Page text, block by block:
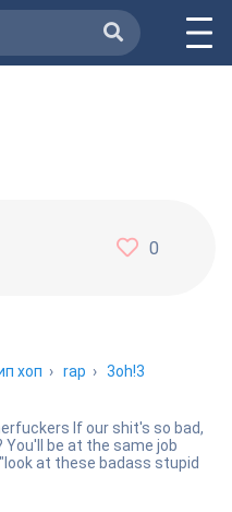
0
хоп ›rap ›3oh!3
If our shit's so bad,
be at the same job
at these badass stupid